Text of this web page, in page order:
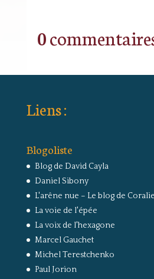
0
Liens :
Blogoliste
Blog de David Cayla
Daniel Sibony
L'arêne nue – Le blog de
La voie de l'épée
La voix de l'hexagone
Marcel Gauchet
Michel Terestchenko
Paul Jorion